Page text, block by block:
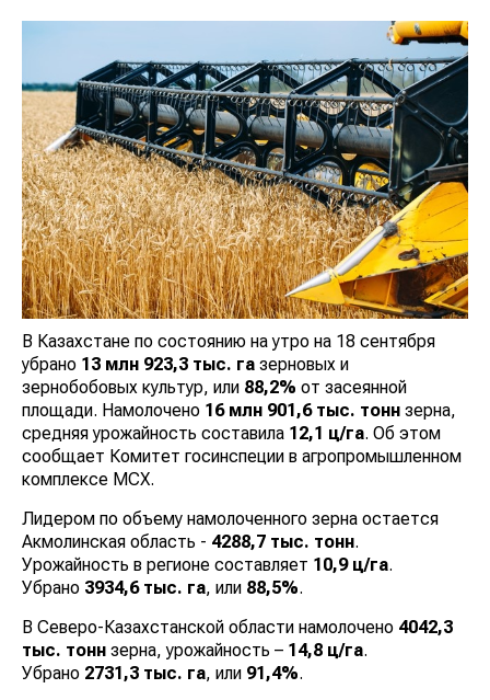
В Казахстане по состоянию на утро на 18 сентября
убрано 13 млн 923,3 тыс. га зерновых и
зернобобовых культур, или 88,2% от засеянной
площади. Намолочено 16 млн 901,6 тыс. тонн зерна,
средняя урожайность составила 12,1 ц/га. Об этом
сообщает Комитет госинспеции в агропромышленном
комплексе МСХ.
Лидером по объему намолоченного зерна остается
Акмолинская область - 4288,7 тыс. тонн.
Урожайность в регионе составляет 10,9 ц/га.
Убрано 3934,6 тыс. га, или 88,5%.
В Северо-Казахстанской области намолочено 4042,3
тыс. тонн зерна, урожайность – 14,8 ц/га.
Убрано 2731,3 тыс. га, или 91,4%.